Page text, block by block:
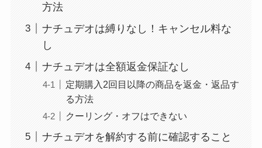
まとめ！電話が繋が
なにわサプリ
Sivorune(シボルネ)
電話以外に手続きす
る方法ある？
方法
ナチュデオは縛りなし！キャンセル料な
し
ナチュデオは全額返金保証なし
定期購入2回目以降の商品を返金・返品す
る方法
クーリング・オフはできない
ナチュデオを解約する前に確認すること